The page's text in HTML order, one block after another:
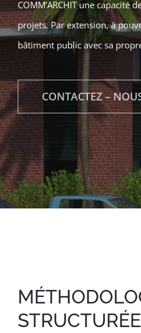
COMM’ARCHIT une capacité
projets. Par extension, à
bâtiment public avec sa
CONTACTEZ –
STRUCTURÉE